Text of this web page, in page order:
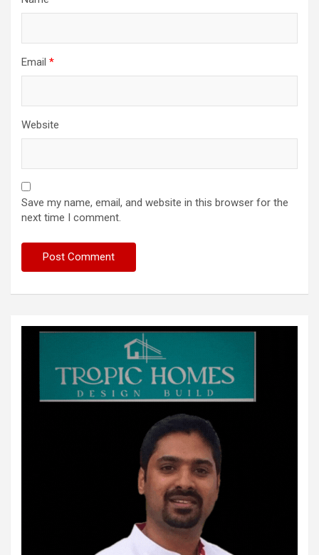
Email *
Website
Save my name, email, and website in this browser for the
next time I comment.